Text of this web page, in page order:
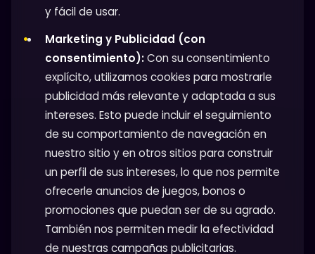
y fácil de usar.
Marketing y Publicidad (con
consentimiento):Con su consentimiento
explícito, utilizamos cookies para mostrarle
publicidad más relevante y adaptada a sus
intereses. Esto puede incluir el seguimiento
de su comportamiento de navegación en
nuestro sitio y en otros sitios para construir
un perfil de sus intereses, lo que nos permite
ofrecerle anuncios de juegos, bonos o
promociones que puedan ser de su agrado.
También nos permiten medir la efectividad
de nuestras campañas publicitarias.